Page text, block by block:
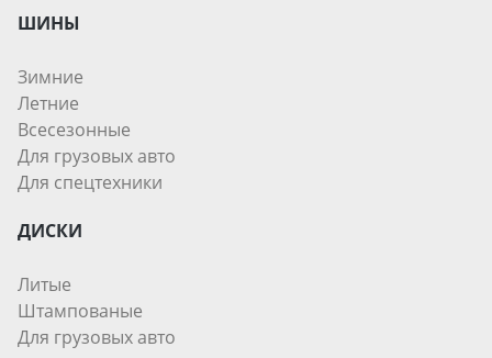
ШИНЫ
Зимние
Летние
Всесезонные
Для грузовых авто
Для спецтехники
ДИСКИ
Литые
Штампованые
Для грузовых авто